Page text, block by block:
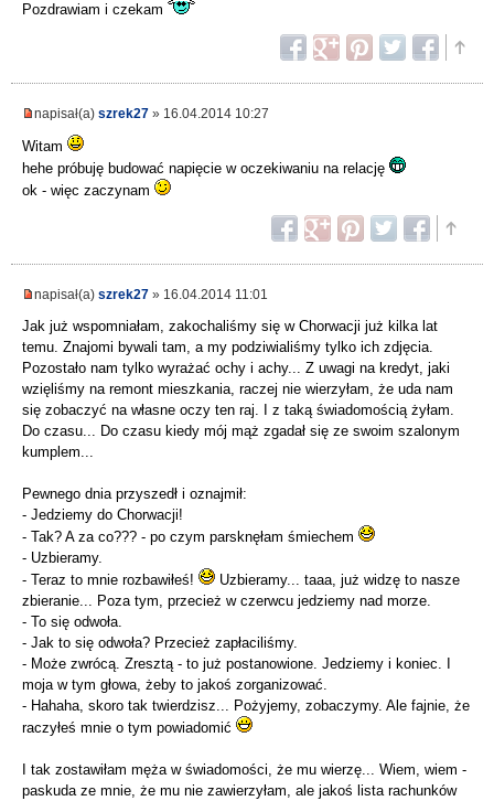
Pozdrawiam i czekam
napisał(a) szrek27 » 16.04.2014 10:27
Witam
hehe próbuję budować napięcie w oczekiwaniu na relację
ok - więc zaczynam
napisał(a) szrek27 » 16.04.2014 11:01
Jak już wspomniałam, zakochaliśmy się w Chorwacji już kilka lat
temu. Znajomi bywali tam, a my podziwialiśmy tylko ich zdjęcia.
Pozostało nam tylko wyrażać ochy i achy... Z uwagi na kredyt, jaki
wzięliśmy na remont mieszkania, raczej nie wierzyłam, że uda nam
się zobaczyć na własne oczy ten raj. I z taką świadomością żyłam.
Do czasu... Do czasu kiedy mój mąż zgadał się ze swoim szalonym
kumplem...
Pewnego dnia przyszedł i oznajmił:
- Jedziemy do Chorwacji!
- Tak? A za co??? - po czym parsknęłam śmiechem
- Uzbieramy.
- Teraz to mnie rozbawiłeś!
Uzbieramy... taaa, już widzę to nasze
zbieranie... Poza tym, przecież w czerwcu jedziemy nad morze.
- To się odwoła.
- Jak to się odwoła? Przecież zapłaciliśmy.
- Może zwrócą. Zresztą - to już postanowione. Jedziemy i koniec. I
moja w tym głowa, żeby to jakoś zorganizować.
- Hahaha, skoro tak twierdzisz... Pożyjemy, zobaczymy. Ale fajnie, że
raczyłeś mnie o tym powiadomić
I tak zostawiłam męża w świadomości, że mu wierzę... Wiem, wiem -
paskuda ze mnie, że mu nie zawierzyłam, ale jakoś lista rachunków